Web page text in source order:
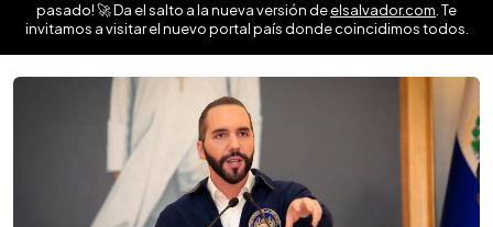
pasado! 🚀 Da el salto a la nueva versión deelsalvador.com . Te
invitamos a visitar el nuevo portal país donde coincidimos todos.